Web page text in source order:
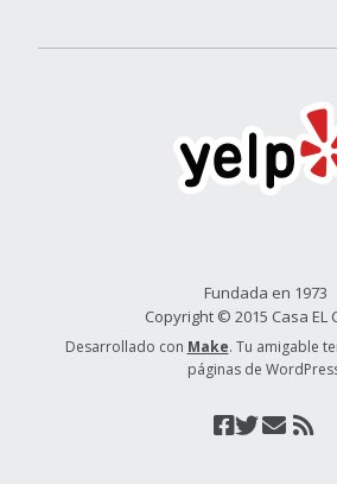
Fundada en 1973
Copyright © 2015 Casa EL
Desarrollado con Make. Tu amigable
páginas de